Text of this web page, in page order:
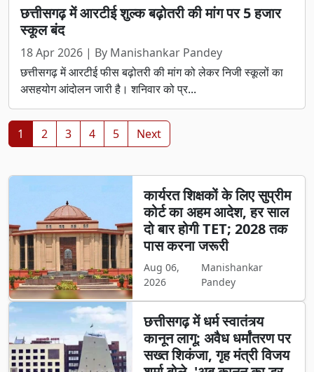
छत्तीसगढ़ में आरटीई शुल्क बढ़ोतरी की मांग पर 5 हजार
स्कूल बंद
18 Apr 2026 | By Manishankar Pandey
छत्तीसगढ़ में आरटीई फीस बढ़ोतरी की मांग को लेकर निजी स्कूलों का
असहयोग आंदोलन जारी है। शनिवार को प्र...
1 2 3 4 5 Next
कार्यरत शिक्षकों के लिए सुप्रीम
कोर्ट का अहम आदेश, हर साल
दो बार होगी TET; 2028 तक
पास करना जरूरी
Aug 06,
2026
Manishankar
Pandey
छत्तीसगढ़ में धर्म स्वातंत्र्य
कानून लागू: अवैध धर्मांतरण पर
सख्त शिकंजा, गृह मंत्री विजय